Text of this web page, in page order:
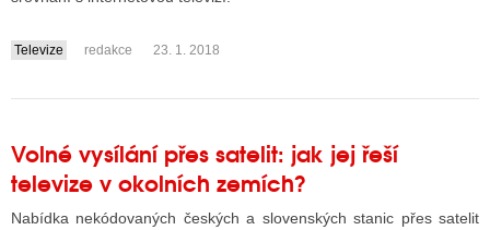
....
Televize redakce 23. 1. 2018
Volné vysílání přes satelit: jak jej řeší
televize v okolních zemích?
Nabídka nekódovaných českých a slovenských stanic přes satelit